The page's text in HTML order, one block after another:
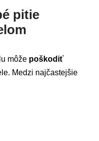
pitie
môže poškodiť
Medzi najčastejšie